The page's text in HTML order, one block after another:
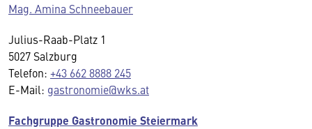
Mag. Amina Schneebauer
Julius-Raab-Platz 1
5027 Salzburg
Telefon: +43 662 8888 245
E-Mail: gastronomie@wks.at
Fachgruppe Gastronomie Steiermark